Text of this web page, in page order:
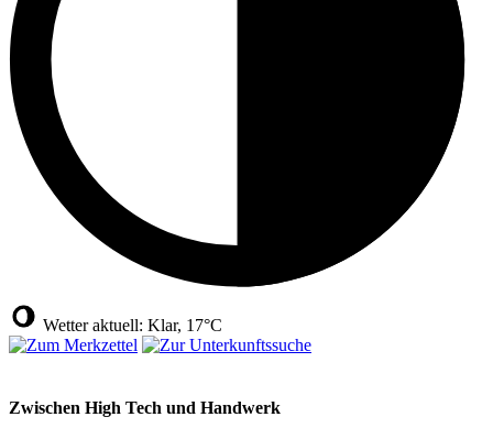
Wetter aktuell: Klar, 17°C
Zwischen High Tech und Handwerk